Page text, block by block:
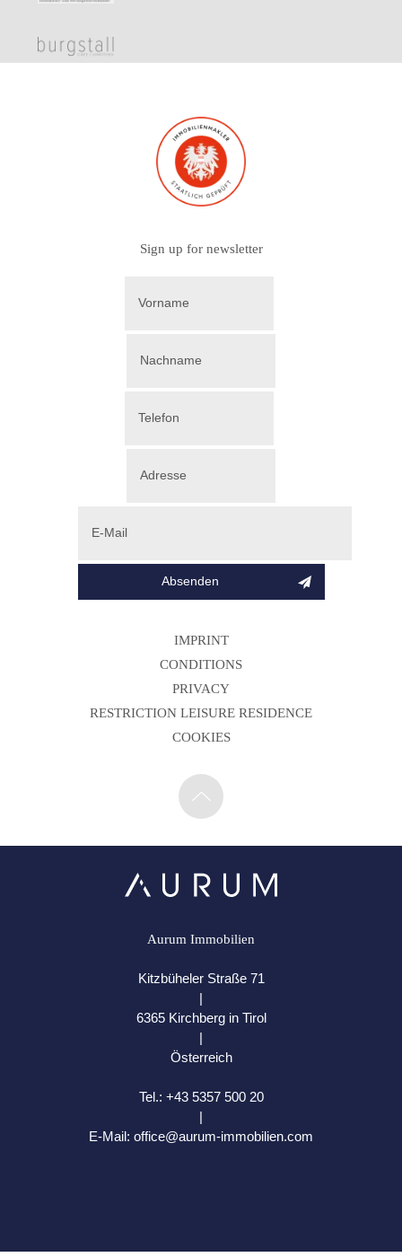
Sign up for newsletter
IMPRINT
CONDITIONS
PRIVACY
RESTRICTION LEISURE RESIDENCE
COOKIES
Aurum Immobilien
Kitzbüheler Straße 71
|
6365 Kirchberg in Tirol
|
Österreich
Tel.: +43 5357 500 20
|
E-Mail: office@aurum-immobilien.com